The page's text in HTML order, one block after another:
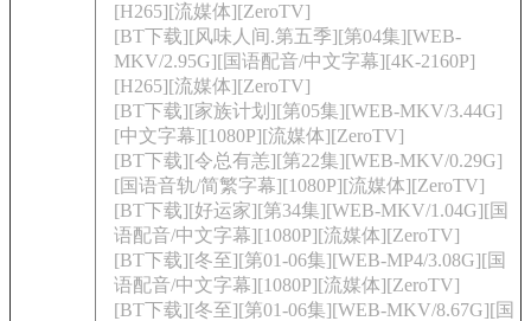
[H265][流媒体][ZeroTV]
[BT下载][风味人间.第五季][第04集][WEB-
MKV/2.95G][国语配音/中文字幕][4K-2160P]
[H265][流媒体][ZeroTV]
[BT下载][家族计划][第05集][WEB-MKV/3.44G]
[中文字幕][1080P][流媒体][ZeroTV]
[BT下载][令总有恙][第22集][WEB-MKV/0.29G]
[国语音轨/简繁字幕][1080P][流媒体][ZeroTV]
[BT下载][好运家][第34集][WEB-MKV/1.04G][国
语配音/中文字幕][1080P][流媒体][ZeroTV]
[BT下载][冬至][第01-06集][WEB-MP4/3.08G][国
语配音/中文字幕][1080P][流媒体][ZeroTV]
[BT下载][冬至][第01-06集][WEB-MKV/8.67G][国